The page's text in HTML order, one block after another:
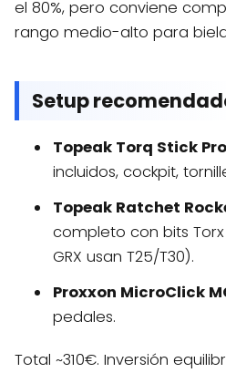
el 80%, pero conviene
rango medio-alto para
Setup
Topeak Torq Stick
incluidos, cockpit,
Topeak Ratchet
completo con bits
GRX usan T25/T30).
Proxxon MicroClick
pedales.
Total ~310€. Inversión